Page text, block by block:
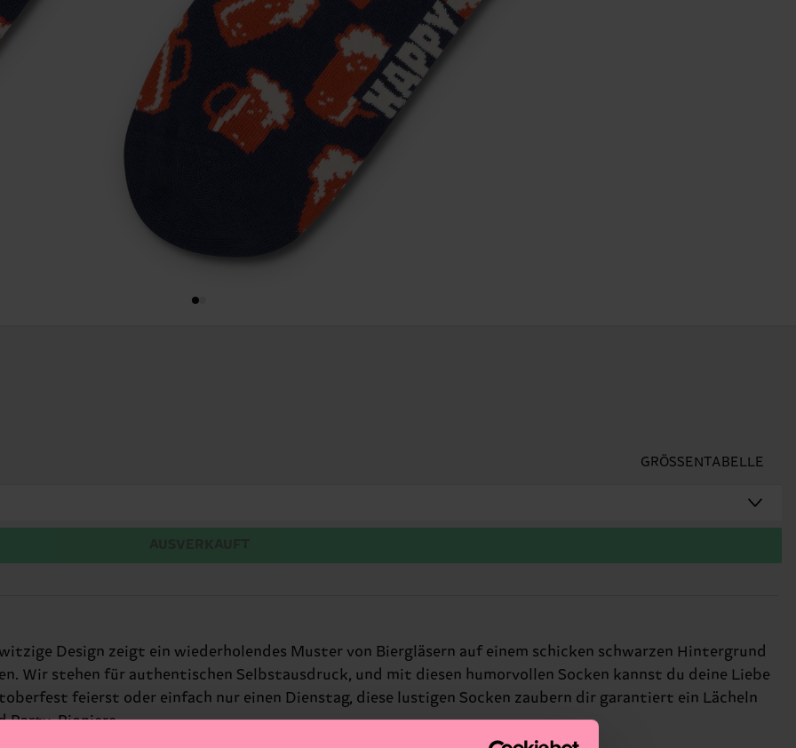
GRÖSSENTABELLE
Design zeigt ein wiederholendes Muster von Biergläsern auf einem schicken schwarzen Hintergrund
Wir stehen für authentischen Selbstausdruck, und mit diesen humorvollen Socken kannst du deine Liebe
feierst oder einfach nur einen Dienstag, diese lustigen Socken zaubern dir garantiert ein Lächeln
Party-Pioniere.